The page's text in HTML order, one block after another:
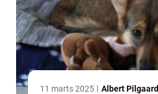
11 marts 2025 Albert Pilgaard